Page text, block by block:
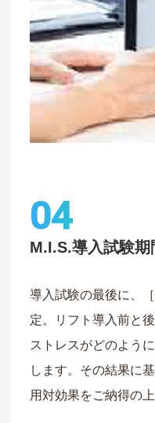
04
M.I.S.導入試験期
導入試験の最後に、
定。リフト導入前と
ストレスがどのよう
します。その結果に
用対効果をご納得の